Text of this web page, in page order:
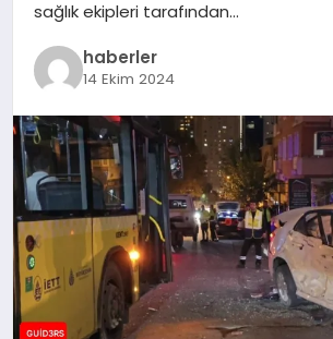
sağlık ekipleri tarafından…
haberler
14 Ekim 2024